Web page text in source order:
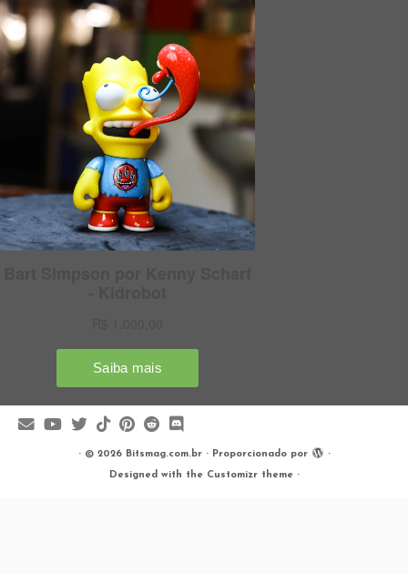
· © 2026 Bitsmag.com.br· Proporcionado por ·
Designed with the Customizr theme ·